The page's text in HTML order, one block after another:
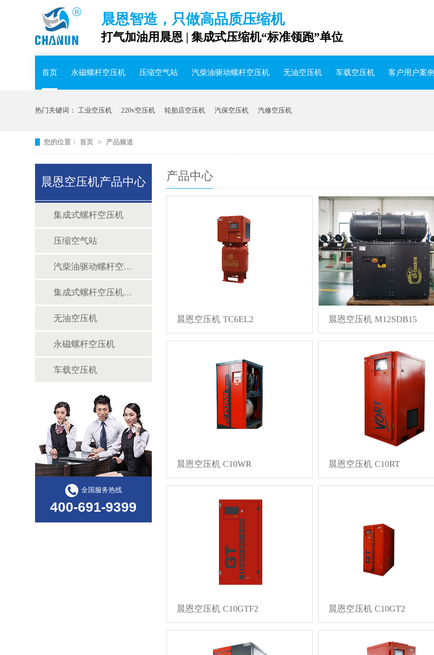
晨恩智造，只做高品质压缩机
打气加油用晨恩 | 集成式压缩机“标准领跑”单位
首页 永磁螺杆空压机 压缩空气站 汽柴油驱动螺杆空压机 无油空压机 车载空压机 客户用户案例
热门关键词： 工业空压机 220v空压机 轮胎店空压机 汽保空压机 汽修空压机
您的位置： 首页 > 产品频道
产品中心
晨恩空压机 TC6EL2 晨恩空压机 M12SDB15
晨恩空压机 C10WR 晨恩空压机 C10RT
晨恩空压机 C10GTF2 晨恩空压机 C10GT2
晨恩空压机产品中心
集成式螺杆空压机
压缩空气站
汽柴油驱动螺杆空压机
集成式螺杆空压机主机
无油空压机
永磁螺杆空压机
车载空压机
全国服务热线
400-691-9399